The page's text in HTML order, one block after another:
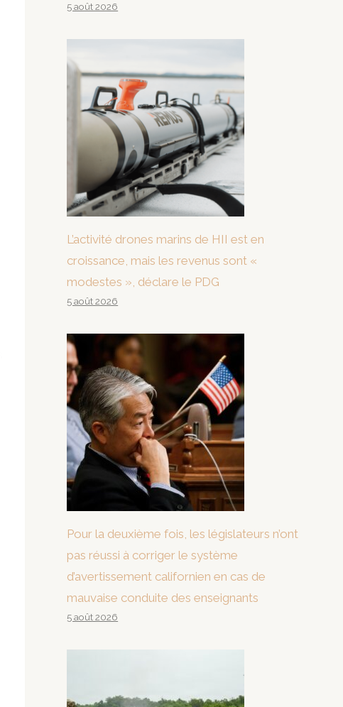
5 août 2026
L’activité drones marins de HII est en
croissance, mais les revenus sont «
modestes », déclare le PDG
5 août 2026
Pour la deuxième fois, les législateurs n’ont
pas réussi à corriger le système
d’avertissement californien en cas de
mauvaise conduite des enseignants
5 août 2026